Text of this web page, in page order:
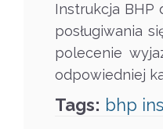
Instrukcja BHP
posługiwania
polecenie
odpowiedniej
Tags: bhp